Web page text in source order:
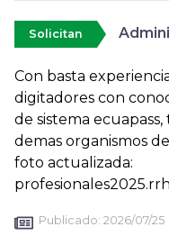
Solicitan
Con basta
digitadores con
de sistema
demas organismos
foto actualizada:
Publicado: 2026/07/25